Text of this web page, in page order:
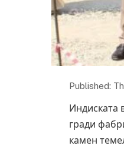
Published:
Индиската
гради
камен